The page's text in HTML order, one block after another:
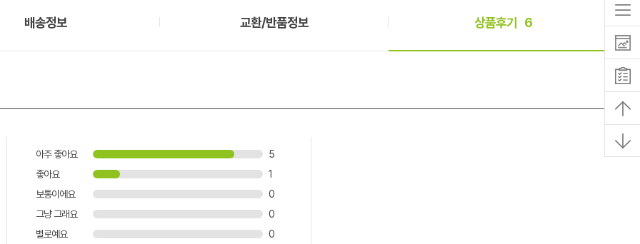
배송정보 교환/반품정보 상품후기 6
아주 좋아요
5
좋아요
1
보통이에요
0
그냥 그래요
0
별로예요
0